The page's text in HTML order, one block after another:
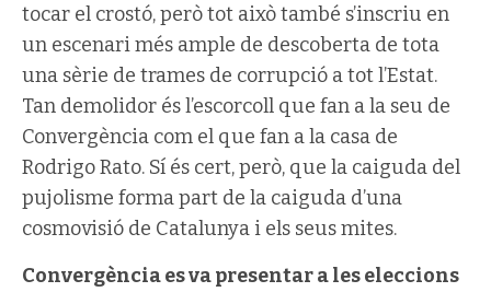
tocar el crostó, però tot això també s’inscriu en
un escenari més ample de descoberta de tota
una sèrie de trames de corrupció a tot l’Estat.
Tan demolidor és l’escorcoll que fan a la seu de
Convergència com el que fan a la casa de
Rodrigo Rato. Sí és cert, però, que la caiguda del
pujolisme forma part de la caiguda d’una
cosmovisió de Catalunya i els seus mites.
Convergència es va presentar a les eleccions